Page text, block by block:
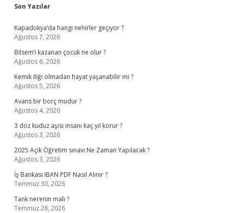
Sidebar
Son Yazılar
Kapadokya’da hangi nehirler geçiyor ?
Ağustos 7, 2026
Bilsem’i kazanan çocuk ne olur ?
Ağustos 6, 2026
Kemik iliği olmadan hayat yaşanabilir mi ?
Ağustos 5, 2026
Avans bir borç mudur ?
Ağustos 4, 2026
3 doz kuduz aşısı insanı kaç yıl korur ?
Ağustos 3, 2026
2025 Açık Öğretim sınavı Ne Zaman Yapılacak ?
Ağustos 3, 2026
İş Bankası IBAN PDF Nasıl Alınır ?
Temmuz 30, 2026
Tank nerenin malı ?
Temmuz 28, 2026